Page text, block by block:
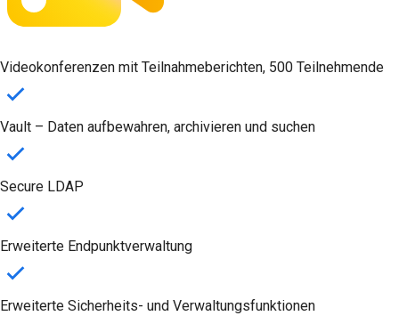
Videokonferenzen mit Teilnahmeberichten, 500 Teilnehmende
Vault – Daten aufbewahren, archivieren und suchen
Secure LDAP
Erweiterte Endpunktverwaltung
Erweiterte Sicherheits- und Verwaltungsfunktionen